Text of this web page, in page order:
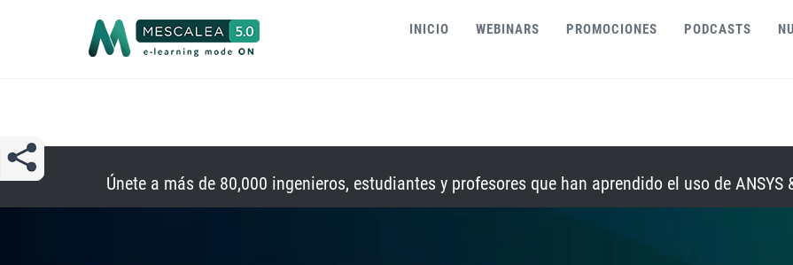
INICIO WEBINARS PROMOCIONES PODCASTS
Únete a más de 80,000 ingenieros, estudiantes y profesores que han aprendido el uso de